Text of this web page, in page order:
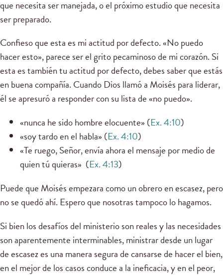
que necesita ser manejada, o el próximo estudio que necesita
ser preparado.
Confieso que esta es mi actitud por defecto. «No puedo
hacer esto», parece ser el grito pecaminoso de mi corazón. Si
esta es también tu actitud por defecto, debes saber que estás
en buena compañía. Cuando Dios llamó a Moisés para liderar,
él se apresuró a responder con su lista de «no puedo».
«nunca he sido hombre elocuente» (Ex. 4:10)
«soy tardo en el habla» (Ex. 4:10)
«Te ruego, Señor, envía ahora el mensaje por medio de
quien tú quieras» (Ex. 4:13)
Puede que Moisés empezara como un obrero en escasez, pero
no se quedó ahí. Espero que nosotras tampoco lo hagamos.
Si bien los desafíos del ministerio son reales y las necesidades
son aparentemente interminables, ministrar desde un lugar
de escasez es una manera segura de cansarse de hacer el bien,
en el mejor de los casos conduce a la ineficacia, y en el peor,